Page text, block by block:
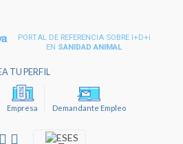
PORTAL DE REFERENCIA SOBRE I+D+i
EN SANIDAD ANIMAL
TU PERFIL
Empresa Demandante Empleo
ES